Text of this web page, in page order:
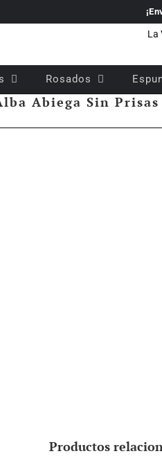
La
Rosados
Abiega Sin Prisas
Productos